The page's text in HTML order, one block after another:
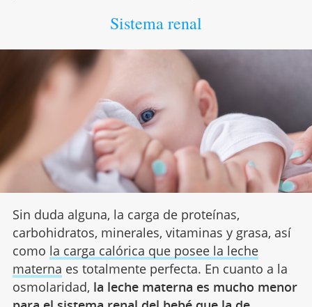
Sistema renal
Sin duda alguna, la carga de proteínas,
carbohidratos, minerales, vitaminas y grasa, así
como la carga calórica que posee la leche
materna es totalmente perfecta. En cuanto a la
osmolaridad, la leche materna es mucho menor